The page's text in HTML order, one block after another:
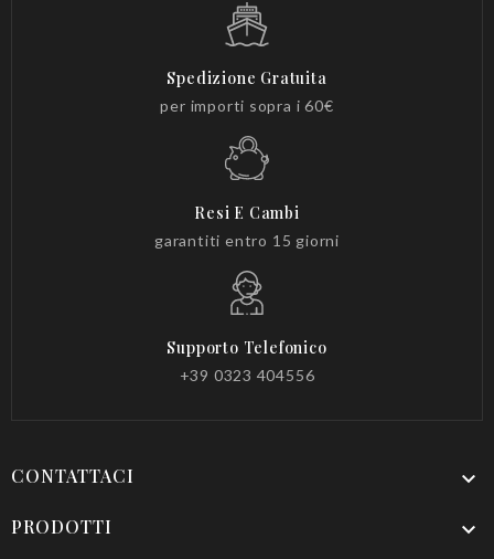
Spedizione Gratuita
per importi sopra i 60€
Resi E Cambi
garantiti entro 15 giorni
Supporto Telefonico
+39 0323 404556
CONTATTACI 
PRODOTTI 